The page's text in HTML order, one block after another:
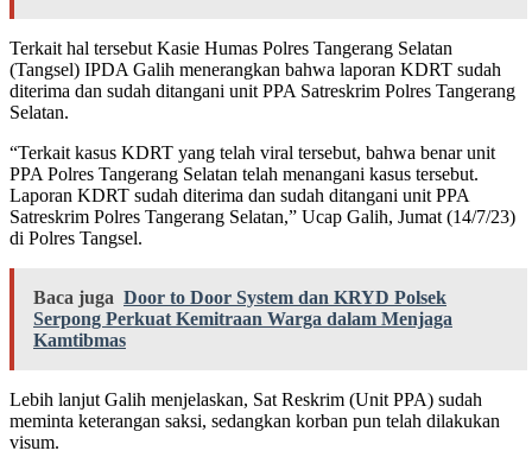
Terkait hal tersebut Kasie Humas Polres Tangerang Selatan
(Tangsel) IPDA Galih menerangkan bahwa laporan KDRT sudah
diterima dan sudah ditangani unit PPA Satreskrim Polres Tangerang
Selatan.
“Terkait kasus KDRT yang telah viral tersebut, bahwa benar unit
PPA Polres Tangerang Selatan telah menangani kasus tersebut.
Laporan KDRT sudah diterima dan sudah ditangani unit PPA
Satreskrim Polres Tangerang Selatan,” Ucap Galih, Jumat (14/7/23)
di Polres Tangsel.
Baca juga Door to Door System dan KRYD Polsek
Serpong Perkuat Kemitraan Warga dalam Menjaga
Kamtibmas
Lebih lanjut Galih menjelaskan, Sat Reskrim (Unit PPA) sudah
meminta keterangan saksi, sedangkan korban pun telah dilakukan
visum.